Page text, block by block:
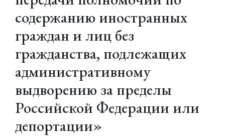
содержанию иностранных
граждан и лиц без
гражданства, подлежащих
административному
выдворению за пределы
Российской Федерации или
депортации»